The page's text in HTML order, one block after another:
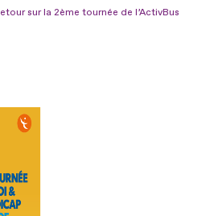
sur la 2ème tournée de l’ActivBus